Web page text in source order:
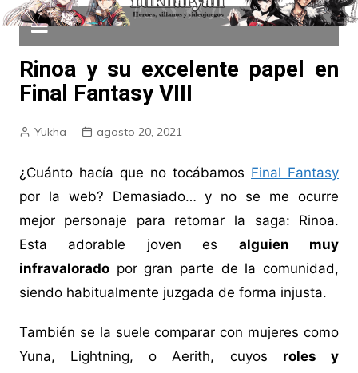
Rinoa y su excelente papel en
Final Fantasy VIII
Yukha agosto 20, 2021
¿Cuánto hacía que no tocábamos Final Fantasy
por la web? Demasiado… y no se me ocurre
mejor personaje para retomar la saga: Rinoa.
Esta adorable joven es alguien muy
infravaloradopor gran parte de la comunidad,
siendo habitualmente juzgada de forma injusta.
También se la suele comparar con mujeres como
Yuna, Lightning, o Aerith, cuyos roles y